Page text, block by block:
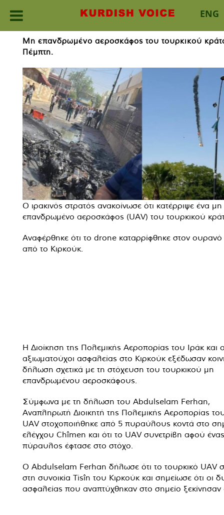
ENG
content
Μη επανδρωμένο αεροσκάφος του τουρκικού
Πέμπτη.
Ο ιρακινός στρατός ανακοίνωσε ότι κατέρριψε ένα μη
επανδρωμένο αεροσκάφος (UAV) του τουρκικού
Αναφέρθηκε ότι το drone καταρρίφθηκε στον
από το Κιρκούκ.
Η Διοίκηση της Πολεμικής Αεροπορίας του Ιράκ και
αξιωματούχοι ασφαλείας στο Κιρκούκ εξέδωσαν
δήλωση σχετικά με τη στόχευση του τουρκικού μη
επανδρωμένου αεροσκάφους.
Σύμφωνα με τη δήλωση του Abdulselam Ferhan,
Αναπληρωτή Διοικητή της Πολεμικής Αεροπορίας
UAV στοχοποιήθηκε από 5 πυραύλους κοντά στο
ελέγχου Chîmen και ότι το UAV συνετρίβη αφού ένας
πύραυλος έφτασε στο στόχο.
Ο Abdulselam Ferhan δήλωσε ότι το τουρκικό UAV
στη συνοικία Tisîn του Κιρκούκ και σημείωσε ότι οι
ασφαλείας που αναπτύχθηκαν στο σημείο ξεκίνησαν